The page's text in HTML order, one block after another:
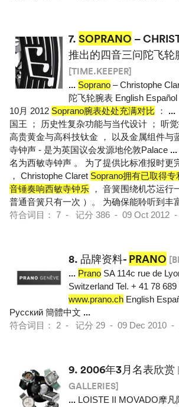
7. SOPRANO –
推出的四音三问陀飞轮
[TIME.KEEPER]
... Soprano – Christophe
陀飞轮腕表 English
10月 2012 Soprano腕表处处充满对比 ： ...
国王 ； 历史性复杂功能与当代设计 ； 听
高贵黄金与高科技钛金 ， 以及金属组件与
寺钟声 - 是为英国议会发源地伦敦Palace ...
名为西敏寺钟声 。 为了提供比标准报时更
， Christophe Claret Soprano拥有已取得
音锤奏响西敏寺钟乐 ， 音簧围绕机芯运行
普通音簧只有一次 ）。 为确保能聆听到丰
符合词目： 7 - 记分 386 - 09 Oct 2012
8. 品牌资料- PRANO
... Prano SA 114c rue de
Switzerland Tel. + 41 78 689
www.prano.ch English
Pусский 簡體中文 ...
符合词目： 2 - 记分 29 - 09 Dec 2010 -
9. 2006年3月名表欣赏
GALLERIES]
... LOISTE II MOVADO摩